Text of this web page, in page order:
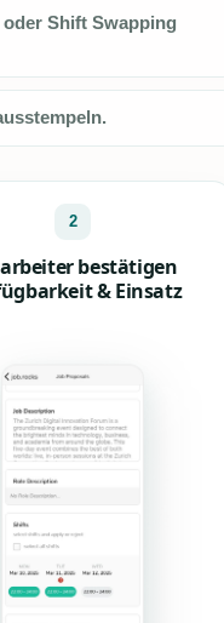
Shift Swapping
2
bestätigen
& Einsatz